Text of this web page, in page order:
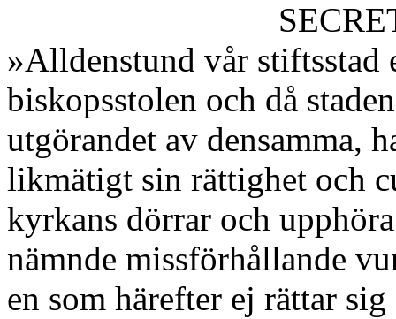
»Alldenstund vår
biskopsstolen och då
utgörandet av densamma,
likmätigt sin rättighet och
kyrkans dörrar och
nämnde missförhållande
en som härefter ej rättar